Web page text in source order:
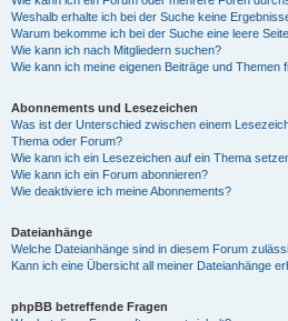
Weshalb erhalte ich bei der Suche keine
Warum bekomme ich bei der Suche eine leere
Wie kann ich nach Mitgliedern suchen?
Wie kann ich meine eigenen Beiträge und Themen
Abonnements und Lesezeichen
Was ist der Unterschied zwischen einem
Thema oder Forum?
Wie kann ich ein Lesezeichen auf ein Thema
Wie kann ich ein Forum abonnieren?
Wie deaktiviere ich meine Abonnements?
Dateianhänge
Welche Dateianhänge sind in diesem Forum
Kann ich eine Übersicht all meiner Dateianhänge
phpBB betreffende Fragen